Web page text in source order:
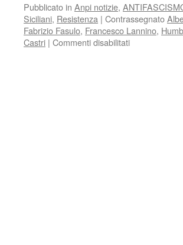
Pubblicato in Anpi notizie,
Siciliani, Resistenza | Contrassegnato
Fabrizio Fasulo, Francesco Lannino,
Castri | Commenti disabilitatisu